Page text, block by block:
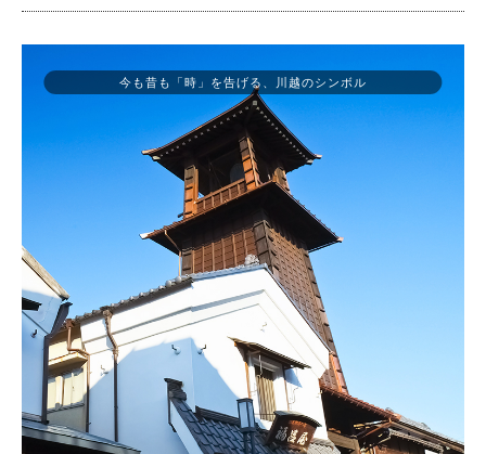
今も昔も「時」を告げる、川越のシンボル